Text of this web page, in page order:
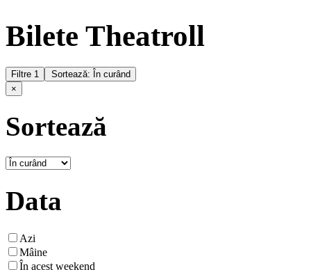
Bilete Theatroll
Filtre 1
Sortează: În curând
×
Sortează
Data
Azi
Mâine
În acest weekend